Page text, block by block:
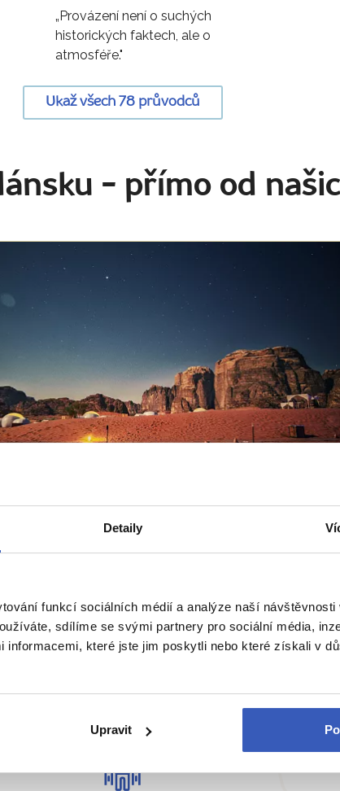
Detaily
funkcí sociálních médií a analýze naší
sdílíme se svými partnery pro sociální média,
informacemi, které jste jim poskytli nebo které získali v
Upravit
„Provázení není o suchých
historických faktech, ale o
atmosféře."
Ukaž všech 78 průvodců
- přímo od
Zobrazit všechny články o Jordánsku
péče nezná hranice